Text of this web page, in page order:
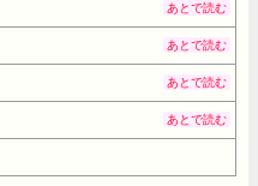
あとで読む
あとで読む
あとで読む
あとで読む